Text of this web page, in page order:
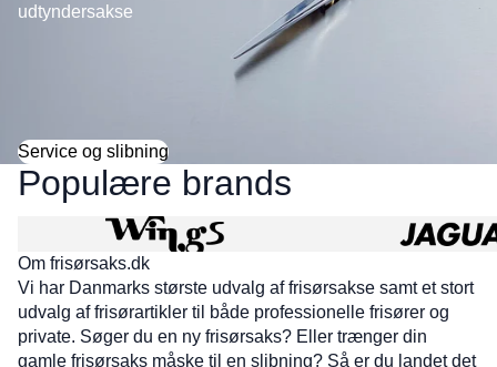
udtyndersakse
Service og slibning
Populære brands
Wings frisørsakse
Om frisørsaks.dk
Vi har Danmarks største udvalg af frisørsakse samt et stort
udvalg af frisørartikler til både professionelle frisører og
private. Søger du en ny frisørsaks? Eller trænger din
gamle frisørsaks måske til en slibning? Så er du landet det